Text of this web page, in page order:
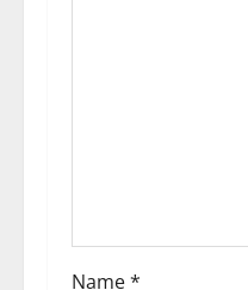
n
Name*